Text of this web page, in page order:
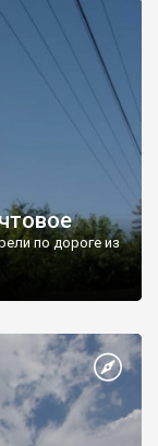
по дороге из